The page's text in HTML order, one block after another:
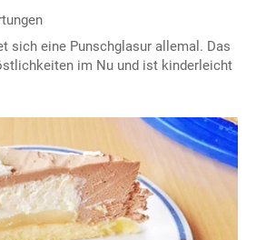
sich eine Punschglasur allemal. Das
im Nu und ist kinderleicht